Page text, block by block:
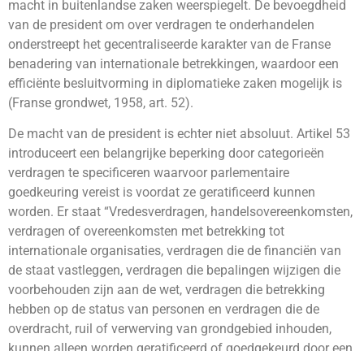
macht in buitenlandse zaken weerspiegelt. De bevoegdheid
van de president om over verdragen te onderhandelen
onderstreept het gecentraliseerde karakter van de Franse
benadering van internationale betrekkingen, waardoor een
efficiënte besluitvorming in diplomatieke zaken mogelijk is
(Franse grondwet, 1958, art. 52).
De macht van de president is echter niet absoluut. Artikel 53
introduceert een belangrijke beperking door categorieën
verdragen te specificeren waarvoor parlementaire
goedkeuring vereist is voordat ze geratificeerd kunnen
worden. Er staat “Vredesverdragen, handelsovereenkomsten,
verdragen of overeenkomsten met betrekking tot
internationale organisaties, verdragen die de financiën van
de staat vastleggen, verdragen die bepalingen wijzigen die
voorbehouden zijn aan de wet, verdragen die betrekking
hebben op de status van personen en verdragen die de
overdracht, ruil of verwerving van grondgebied inhouden,